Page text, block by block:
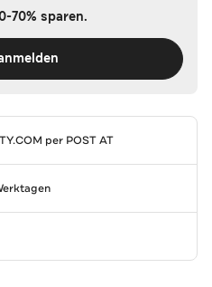
70% sparen.
per POST AT